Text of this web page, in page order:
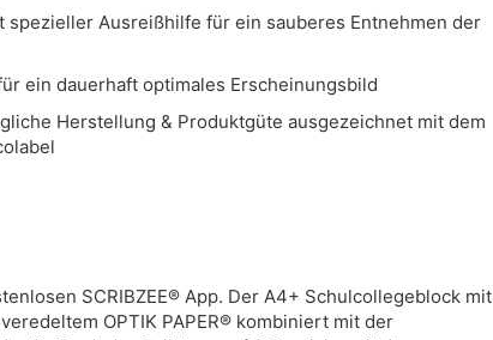
spezieller Ausreißhilfe für ein sauberes Entnehmen der
ein dauerhaft optimales Erscheinungsbild
Herstellung & Produktgüte ausgezeichnet mit dem
SCRIBZEE® App. Der A4+ Schulcollegeblock mit
OPTIK PAPER® kombiniert mit der